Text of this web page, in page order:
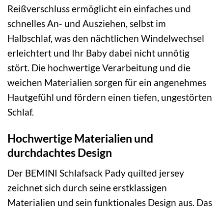
Reißverschluss ermöglicht ein einfaches und
schnelles An- und Ausziehen, selbst im
Halbschlaf, was den nächtlichen Windelwechsel
erleichtert und Ihr Baby dabei nicht unnötig
stört. Die hochwertige Verarbeitung und die
weichen Materialien sorgen für ein angenehmes
Hautgefühl und fördern einen tiefen, ungestörten
Schlaf.
Hochwertige Materialien und
durchdachtes Design
Der BEMINI Schlafsack Pady quilted jersey
zeichnet sich durch seine erstklassigen
Materialien und sein funktionales Design aus. Das